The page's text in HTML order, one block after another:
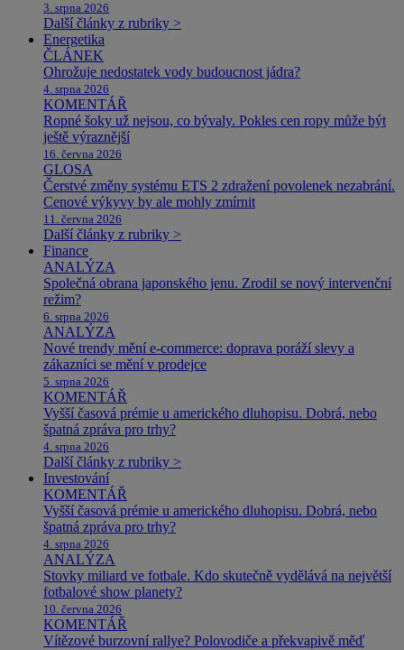
3. srpna 2026
Další články z rubriky >
Energetika
ČLÁNEK
Ohrožuje nedostatek vody budoucnost jádra?
4. srpna 2026
KOMENTÁŘ
Ropné šoky už nejsou, co bývaly. Pokles cen ropy může být
ještě výraznější
16. června 2026
GLOSA
Čerstvé změny systému ETS 2 zdražení povolenek nezabrání.
Cenové výkyvy by ale mohly zmírnit
11. června 2026
Další články z rubriky >
Finance
ANALÝZA
Společná obrana japonského jenu. Zrodil se nový intervenční
režim?
6. srpna 2026
ANALÝZA
Nové trendy mění e-commerce: doprava poráží slevy a
zákazníci se mění v prodejce
5. srpna 2026
KOMENTÁŘ
Vyšší časová prémie u amerického dluhopisu. Dobrá, nebo
špatná zpráva pro trhy?
4. srpna 2026
Další články z rubriky >
Investování
KOMENTÁŘ
Vyšší časová prémie u amerického dluhopisu. Dobrá, nebo
špatná zpráva pro trhy?
4. srpna 2026
ANALÝZA
Stovky miliard ve fotbale. Kdo skutečně vydělává na největší
fotbalové show planety?
10. června 2026
KOMENTÁŘ
Vítězové burzovní rallye? Polovodiče a překvapivě měď